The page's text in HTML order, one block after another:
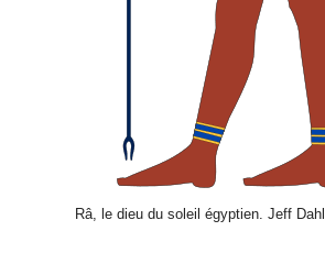
Râ, le dieu du soleil égyptien. Jeff Dahl